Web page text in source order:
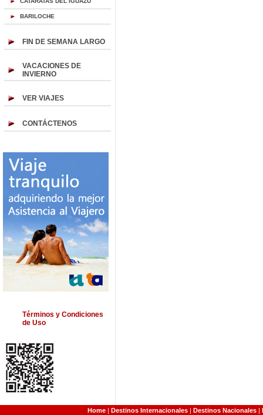
BARILOCHE
FIN DE SEMANA LARGO
VACACIONES DE
INVIERNO
VER VIAJES
CONTÁCTENOS
Términos y Condiciones
de Uso
Home | Destinos Internacionales | Destinos Nacionales |